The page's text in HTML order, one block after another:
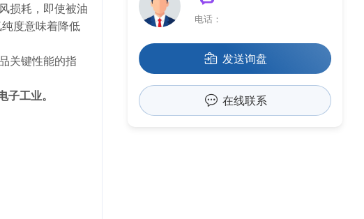
损耗，即使被油
度意味着降低
关键性能的指
工业。
电话：
发送询盘
在线联系